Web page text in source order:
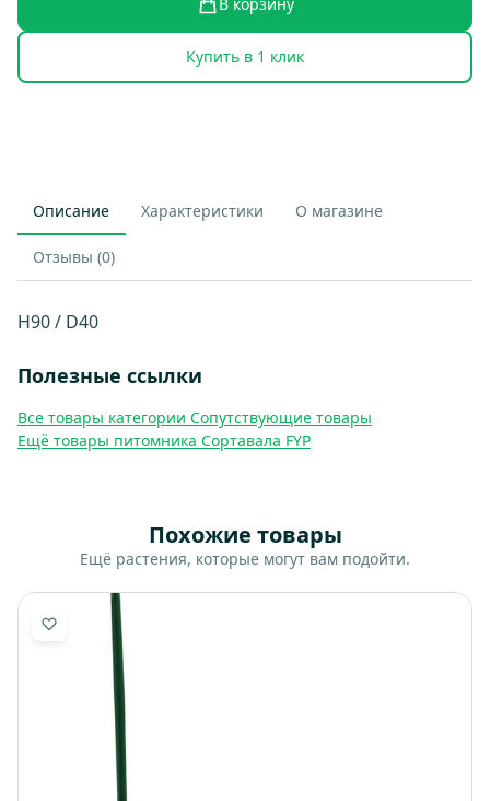
Купить в 1 клик
Описание Характеристики О магазине
Отзывы (0)
H90 / D40
Полезные ссылки
Все товары категории Сопутствующие товары
Ещё товары питомника Сортавала FYP
Похожие товары
Ещё растения, которые могут вам подойти.